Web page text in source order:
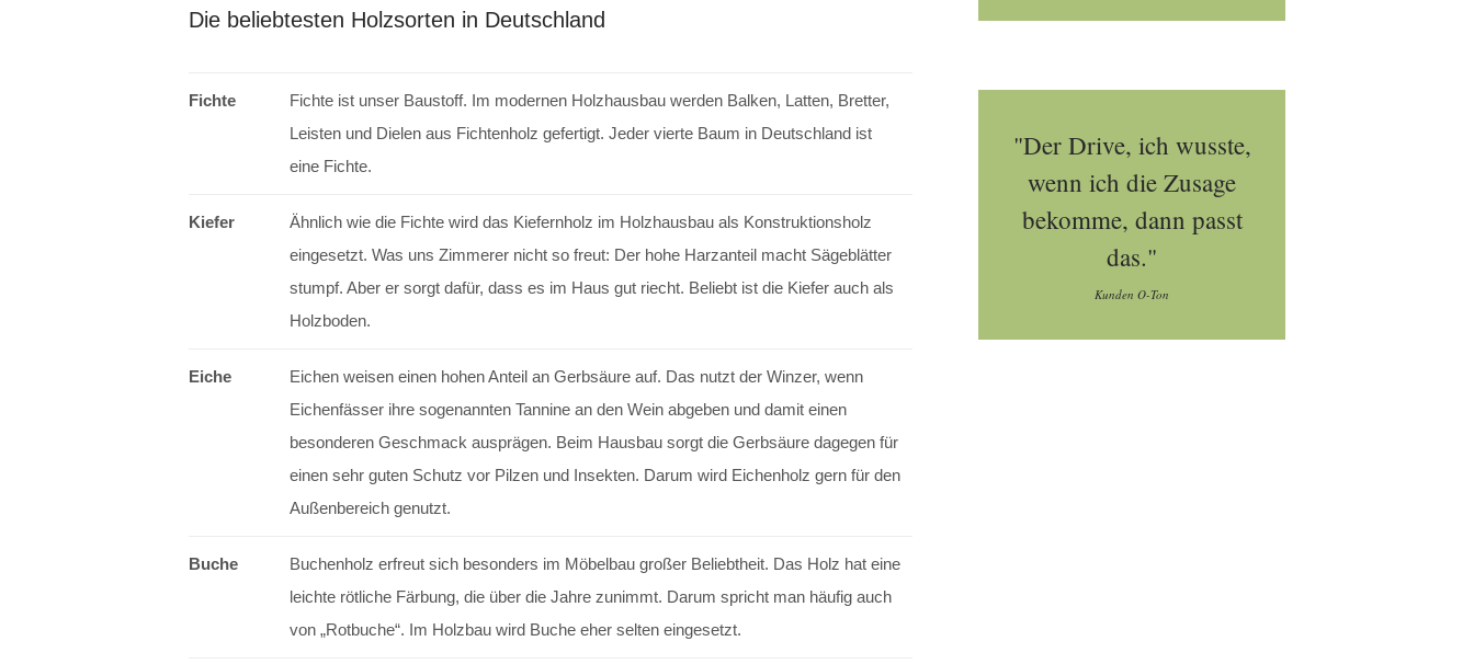
Die beliebtesten Holzsorten in Deutschland
Fichte
Fichte ist unser Baustoff. Im modernen Holzhausbau werden Balken, Latten, Bretter,
Leisten und Dielen aus Fichtenholz gefertigt. Jeder vierte Baum in Deutschland ist
eine Fichte.
Kiefer
Ähnlich wie die Fichte wird das Kiefernholz im Holzhausbau als Konstruktionsholz
eingesetzt. Was uns Zimmerer nicht so freut: Der hohe Harzanteil macht Sägeblätter
stumpf. Aber er sorgt dafür, dass es im Haus gut riecht. Beliebt ist die Kiefer auch als
Holzboden.
Eiche
Eichen weisen einen hohen Anteil an Gerbsäure auf. Das nutzt der Winzer, wenn
Eichenfässer ihre sogenannten Tannine an den Wein abgeben und damit einen
besonderen Geschmack ausprägen. Beim Hausbau sorgt die Gerbsäure dagegen für
einen sehr guten Schutz vor Pilzen und Insekten. Darum wird Eichenholz gern für den
Außenbereich genutzt.
Buche
Buchenholz erfreut sich besonders im Möbelbau großer Beliebtheit. Das Holz hat eine
leichte rötliche Färbung, die über die Jahre zunimmt. Darum spricht man häufig auch
von „Rotbuche“. Im Holzbau wird Buche eher selten eingesetzt.
"Der Drive, ich wusste,
wenn ich die Zusage
bekomme, dann passt
das."
Kunden O-Ton